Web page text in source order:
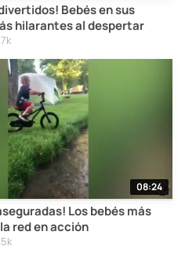
Bebés en sus
hilarantes al despertar
08:24
Los bebés más
red en acción